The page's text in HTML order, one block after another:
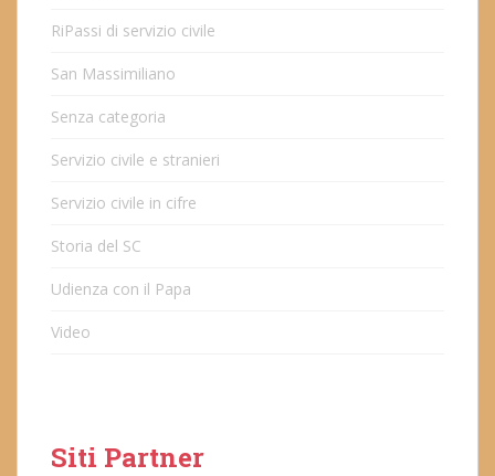
RiPassi di servizio civile
San Massimiliano
Senza categoria
Servizio civile e stranieri
Servizio civile in cifre
Storia del SC
Udienza con il Papa
Video
Siti Partner